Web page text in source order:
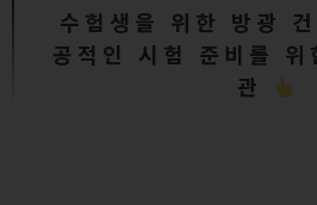
수험생을 위한 방광
공적인 시험 준비를 위
관